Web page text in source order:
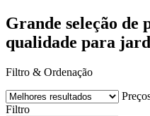
Grande seleção de
qualidade para
Filtro & Ordenação
Filtro